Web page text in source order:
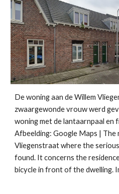
De woning aan de Willem
zwaargewonde vrouw werd
woning met de lantaarnpaal en
Afbeelding: Google Maps | The
Vliegenstraat where the
found. It concerns the
bicycle in front of the dwelling.